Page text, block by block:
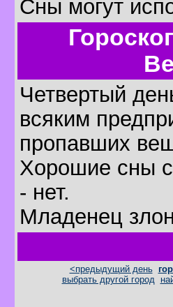
Сны могут
Четвертый
всяким
пропавших
Хорошие сны
- нет.
Младенец
<предыдущий день
выбрать другой город